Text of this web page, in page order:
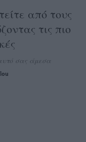
από τους
τις πιο
σας άμεσα